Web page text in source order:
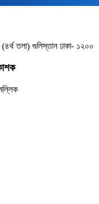
(৪র্থ তলা) গুলিস্তান ঢাকা- ১২০০